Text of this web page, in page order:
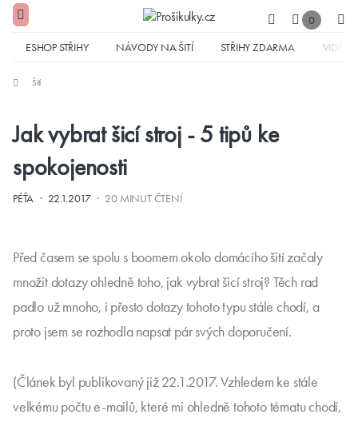
0
ESHOP STŘIHY NÁVODY NA ŠITÍ STŘIHY ZDARMA VIDEA
Šití
Jak vybrat šicí stroj - 5 tipů ke
spokojenosti
PÉŤA · 22.1.2017· 20 MINUT ČTENÍ
Před časem se spolu s boomem okolo domácího šití začaly
množit dotazy ohledně toho, jak vybrat šicí stroj? Těch rad
padlo už mnoho, i přesto dotazy tohoto typu stále chodí, a
proto jsem se rozhodla napsat pár svých doporučení.
(Článek byl publikovaný již 22.1.2017. Vzhledem ke stále
velkému počtu e-mailů, které mi ohledně tohoto tématu chodí,